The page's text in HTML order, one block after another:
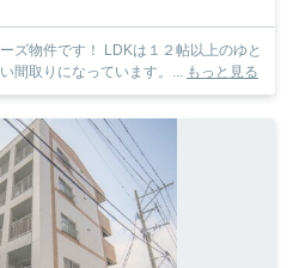
ズ物件です！ LDKは１２帖以上のゆと
間取りになっています。... もっと見る